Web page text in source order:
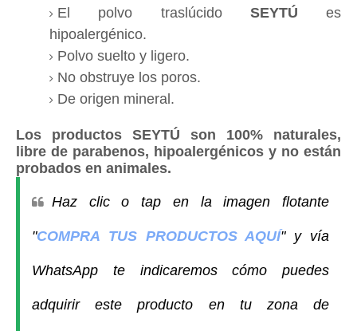
El polvo traslúcido SEYTÚ es
hipoalergénico.
Polvo suelto y ligero.
No obstruye los poros.
De origen mineral.
Los productos SEYTÚ son 100% naturales,
libre de parabenos, hipoalergénicos y no están
probados en animales.
Haz clic o tap en la imagen flotante
"COMPRA TUS PRODUCTOS AQUÍ" y vía
WhatsApp te indicaremos cómo puedes
adquirir este producto en tu zona de